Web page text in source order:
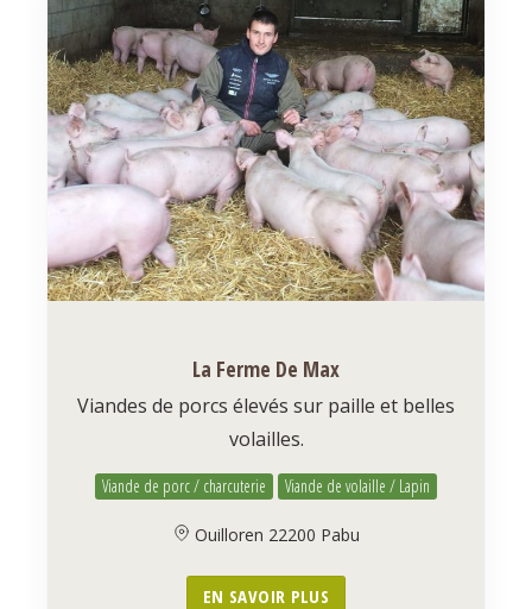
La Ferme De Max
Viandes de porcs élevés sur paille et belles
volailles.
Viande de porc / charcuterie Viande de volaille / Lapin
Ouilloren 22200 Pabu
EN SAVOIR PLUS